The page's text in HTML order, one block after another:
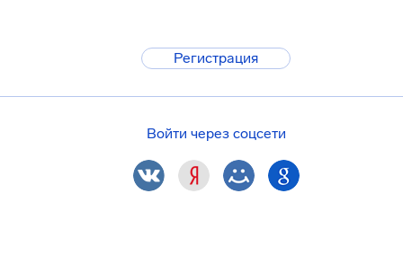
Регистрация
Войти через соцсети